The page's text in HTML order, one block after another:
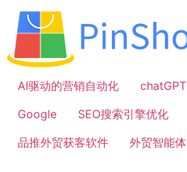
容
AI驱动的营销自动化
chatGPT
Google
SEO搜索引擎优化
品推外贸获客软件
外贸智能体